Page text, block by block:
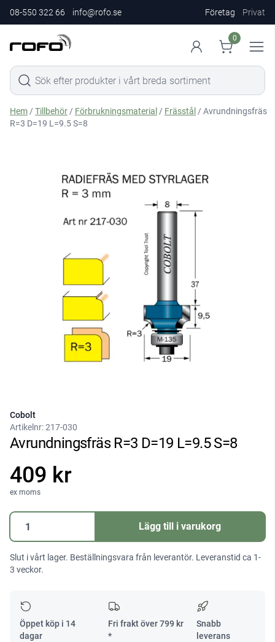
08-550 322 66 info@rofo.se Företag Privat
0
Hem /Tillbehör / Förbrukningsmaterial / Frässtål / Avrundningsfräs
R=3 D=19 L=9.5 S=8
Cobolt
Artikelnr:217-030
Avrundningsfräs R=3 D=19 L=9.5 S=8
409 kr
ex moms
Avrundningsfräs
L=9.5
Lägg till i varukorg
Slut i vårt lager. Beställningsvara från leverantör. Leveranstid ca 1-
3 veckor.
Öppet köp i 14
dagar
Fri frakt över799 kr
*
Snabb
leverans